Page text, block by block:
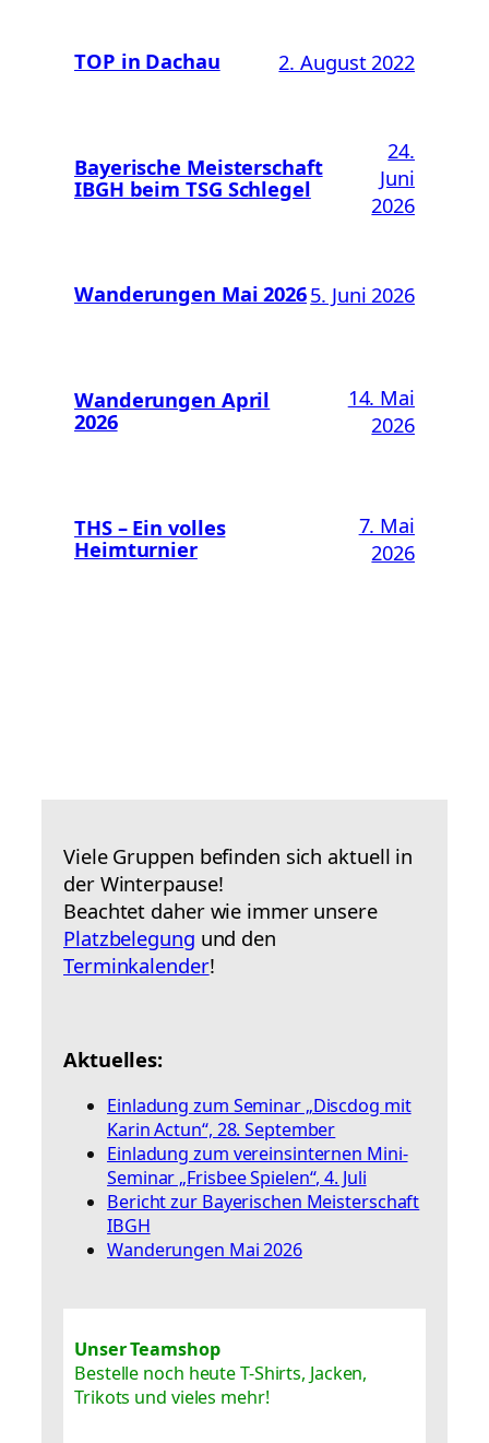
TOP in Dachau 2. August 2022
Bayerische Meisterschaft
IBGH beim TSG Schlegel
24.
Juni
2026
Wanderungen Mai 20265. Juni 2026
Wanderungen April
2026
14. Mai
2026
THS – Ein volles
Heimturnier
7. Mai
2026
Viele Gruppen befinden sich aktuell in
der Winterpause!
Beachtet daher wie immer unsere
Platzbelegung und den
Terminkalender!
Aktuelles:
Einladung zum Seminar „Discdog mit
Karin Actun“, 28. September
Einladung zum vereinsinternen Mini-
Seminar „Frisbee Spielen“, 4. Juli
Bericht zur Bayerischen Meisterschaft
IBGH
Wanderungen Mai 2026
Unser Teamshop
Bestelle noch heute T-Shirts, Jacken,
Trikots und vieles mehr!